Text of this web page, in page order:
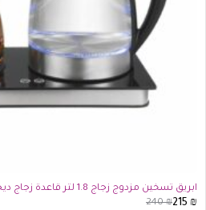
ابريق تسخين مزدوج زجاج 1.8 لتر قاعدة زجاج ديجتال اسود RC-5065
240₪215